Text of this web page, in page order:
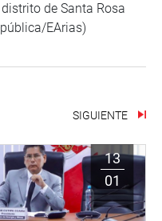
de Santa Rosa
EArias)
SIGUIENTE
13
01